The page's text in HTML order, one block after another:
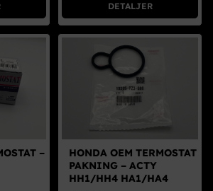
DETALJER
–
HONDA OEM TERMOSTAT
PAKNING – ACTY
HH1/HH4 HA1/HA4